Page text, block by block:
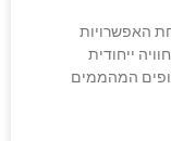
האפשרויות
ייחודית
המהממים